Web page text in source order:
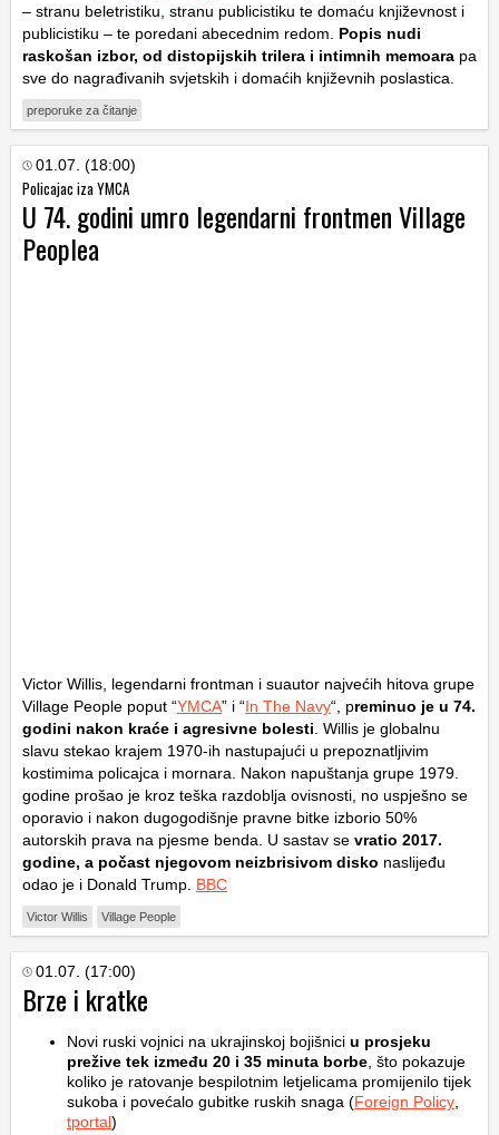
– stranu beletristiku, stranu publicistiku te domaću književnost i
publicistiku – te poredani abecednim redom. Popis nudi
raskošan izbor, od distopijskih trilera i intimnih memoara pa
sve do nagrađivanih svjetskih i domaćih književnih poslastica.
preporuke za čitanje
01.07. (18:00)
Policajac iza YMCA
U 74. godini umro legendarni frontmen Village
Peoplea
Victor Willis, legendarni frontman i suautor najvećih hitova grupe
Village People poput “YMCA” i “In The Navy“, preminuo je u 74.
godini nakon kraće i agresivne bolesti . Willis je globalnu
slavu stekao krajem 1970-ih nastupajući u prepoznatljivim
kostimima policajca i mornara. Nakon napuštanja grupe 1979.
godine prošao je kroz teška razdoblja ovisnosti, no uspješno se
oporavio i nakon dugogodišnje pravne bitke izborio 50%
autorskih prava na pjesme benda. U sastav se vratio 2017.
godine, a počast njegovom neizbrisivom disko naslijeđu
odao je i Donald Trump. BBC
Victor Willis Village People
01.07. (17:00)
Brze i kratke
Novi ruski vojnici na ukrajinskoj bojišnici u prosjeku
prežive tek između 20 i 35 minuta borbe , što pokazuje
koliko je ratovanje bespilotnim letjelicama promijenilo tijek
sukoba i povećalo gubitke ruskih snaga (Foreign Policy
tportal)